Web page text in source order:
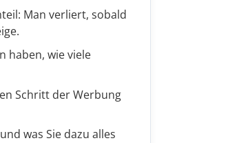
Man verliert, sobald
haben, wie viele
Schritt der Werbung
was Sie dazu alles